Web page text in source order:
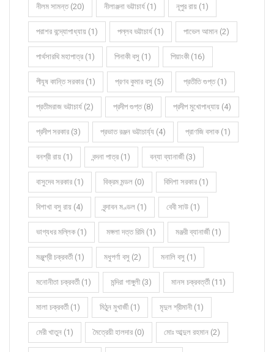
নীলম সামন্ত (20) নীলাঞ্জনা ভট্টাচার্য (1) নূপুর রায় (1)
পরাশর বন্দ্যোপাধ্যায় (1) পল্লব ভট্টাচার্য (1) পাভেল আমান (2)
পার্থসারথি মহাপাত্র (1) পিনাকী বসু (1) পিয়াংকী (16)
পীযূষ কান্তি সরকার (1) প্রণব কুমার বসু (5) প্রতীতি গুপ্ত (1)
প্রতীমরাজ ভট্টাচার্য (2) প্রদীপ গুপ্ত (8) প্রদীপ মুখোপাধ্যায় (4)
প্রদীপ সরকার (3) প্রভাত রঞ্জন ভট্টাচার্য্য (4) প্রাণজি বসাক (1)
বনশ্রী রায় (1) বন্দনা পাত্র (1) বন্যা ব্যানার্জী (3)
বাসুদেব সরকার (1) বিক্রম মন্ডল (0) বিদিশা সরকার (1)
বিশাখা বসু রায় (4) বৃন্দাবন মণ্ডল (1) বেবী সাউ (1)
ভাগ্যধর মল্লিক (1) মঙ্গলা দত্ত রিমি (1) মঞ্জরী ব্যানার্জী (1)
মঞ্জুশ্রী চক্রবর্তী (1) মধুপর্ণা বসু (2) মনালি বসু (1)
মনোনীতা চক্রবর্তী (1) মন্দিরা গাঙ্গুলী (3) মানস চক্রবর্ত্তী (11)
মালা চক্রবর্তী (1) মিঠুন মুখার্জী (1) মৃদুল শ্রীমানী (1)
মেরী খাতুন (1) মৈত্রেয়ী হালদার (0) মোঃ আব্দুল রহমান (2)